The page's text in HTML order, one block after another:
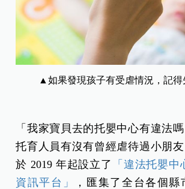
▲如果發現孩子有受虐情況，記得
「我家寶貝去的托嬰中心有違法
托育人員有沒有曾經虐待過小朋
於 2019 年起設立了
「違法托嬰
資訊平台」
，匯集了全台各個